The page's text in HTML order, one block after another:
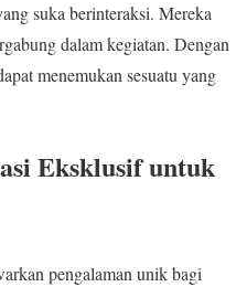
suka berinteraksi. Mereka
dalam kegiatan. Dengan
menemukan sesuatu yang
Eksklusif untuk
pengalaman unik bagi